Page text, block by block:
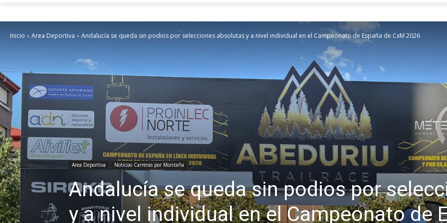
Inicio Area Deportiva Andalucía se queda sin podios por selecciones absolutas y a nivel individual en el Campeonato de España de CxM 2026
Area Deportiva Noticias Carreras por Montaña
Andalucía se queda sin podios por
y a nivel individual en el Campeonato de